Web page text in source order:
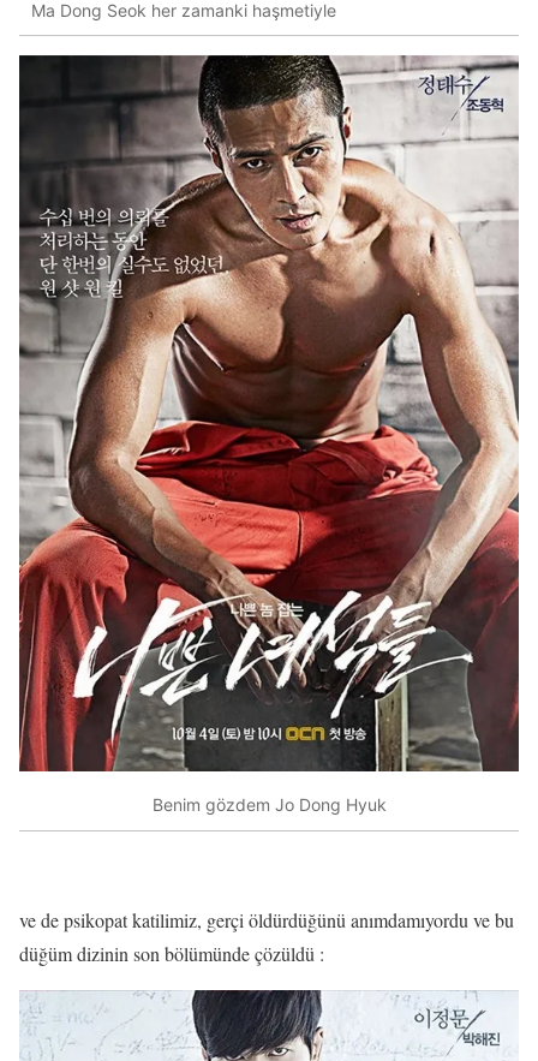
Ma Dong Seok her zamanki haşmetiyle
Benim gözdem Jo Dong Hyuk
ve de psikopat katilimiz, gerçi öldürdüğünü anımdamıyordu ve bu
düğüm dizinin son bölümünde çözüldü :